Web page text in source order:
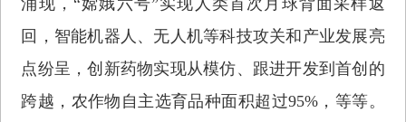
回，智能机器人、无人机等科技攻关和产业发展亮
点纷呈，创新药物实现从模仿、跟进开发到首创的
跨越，农作物自主选育品种面积超过95%，等等。